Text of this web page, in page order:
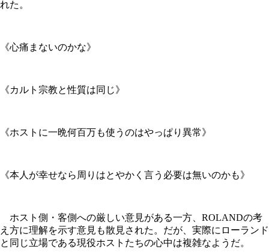
れた。
《心痛まないのかな》
《カルト宗教と性質は同じ》
《ホストに一晩何百万も使うのはやっぱり異常》
《本人が幸せなら周りはとやかく言う必要は無いのかも》
ホスト側・客側への厳しい意見がある一方、ROLANDの考
え方に理解を示す意見も散見された。だが、実際にローランド
と同じ立場である現役ホストたちの心中は複雑なようだ。